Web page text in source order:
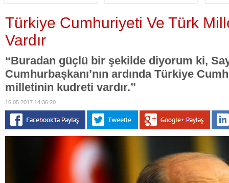
Türkiye Cumhuriyeti Ve Türk
Vardır
‘‘Buradan güçlü bir şekilde diyorum ki,
Cumhurbaşkanı’nın ardında Türkiye
milletinin kudreti vardır.’’
16.05.2017 14:36:20